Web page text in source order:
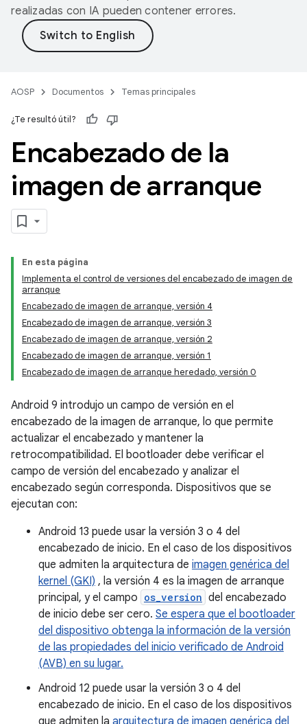
realizadas con IA pueden contener errores.
AOSP Documentos Temas principales
¿Te resultó útil?
Encabezado de la
imagen de arranque
En esta página
Implementa el control de versiones del encabezado de imagen de
arranque
Encabezado de imagen de arranque, versión 4
Encabezado de imagen de arranque, versión 3
Encabezado de imagen de arranque, versión 2
Encabezado de imagen de arranque, versión 1
Encabezado de imagen de arranque heredado, versión 0
Android 9 introdujo un campo de versión en el
encabezado de la imagen de arranque, lo que permite
actualizar el encabezado y mantener la
retrocompatibilidad. El bootloader debe verificar el
campo de versión del encabezado y analizar el
encabezado según corresponda. Dispositivos que se
ejecutan con:
Android 13 puede usar la versión 3 o 4 del
encabezado de inicio. En el caso de los dispositivos
que admiten la arquitectura de imagen genérica del
kernel (GKI) , la versión 4 es la imagen de arranque
principal, y el campo os_version del encabezado
de inicio debe ser cero. Se espera que el bootloader
del dispositivo obtenga la información de la versión
de las propiedades del inicio verificado de Android
(AVB) en su lugar.
Android 12 puede usar la versión 3 o 4 del
encabezado de inicio. En el caso de los dispositivos
que admiten la arquitectura de imagen genérica del